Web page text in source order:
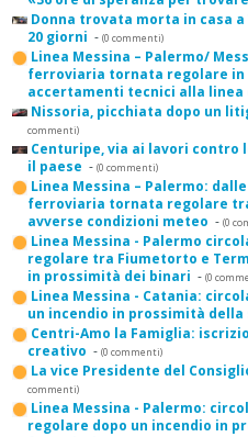
Donna trovata morta in casa
20 giorni - (0 commenti)
Linea Messina – Palermo/
ferroviaria tornata regolare in
accertamenti tecnici alla
Nissoria, picchiata dopo un
commenti)
Centuripe, via ai lavori contro
il paese - (0 commenti)
Linea Messina – Palermo:
ferroviaria tornata regolare
avverse condizioni meteo - (0
Linea Messina - Palermo
regolare tra Fiumetorto e
in prossimità dei binari - (0
Linea Messina - Catania:
un incendio in prossimità
Centri-Amo la Famiglia:
creativo - (0 commenti)
La vice Presidente del
commenti)
Linea Messina - Palermo:
regolare dopo un incendio in